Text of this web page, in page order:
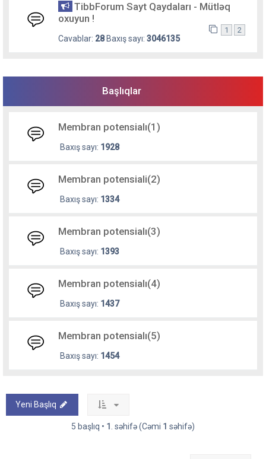
TibbForum Sayt Qaydaları - Mütləq
oxuyun !
Cavablar: 28Baxış sayı: 3046135
1 2
Başlıqlar
Membran potensialı(1)
Baxış sayı: 1928
Membran potensiali(2)
Baxış sayı: 1334
Membran potensialı(3)
Baxış sayı: 1393
Membran potensialı(4)
Baxış sayı: 1437
Membran potensialı(5)
Baxış sayı: 1454
Yeni Başlıq
5 başlıq • 1 . səhifə (Cəmi 1 səhifə)